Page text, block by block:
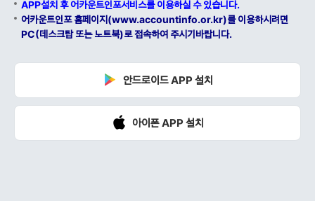
APP설치 후 어카운트인포서비스를 이용하실 수 있습니다.
어카운트인포 홈페이지(www.accountinfo.or.kr)를 이용하시려면
PC(데스크탑 또는 노트북)로 접속하여 주시기바랍니다.
안드로이드 APP 설치
아이폰 APP 설치